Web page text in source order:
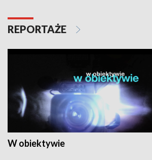
REPORTAŻE
W obiektywie